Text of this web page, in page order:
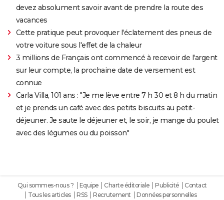
devez absolument savoir avant de prendre la route des
vacances
Cette pratique peut provoquer l'éclatement des pneus de
votre voiture sous l'effet de la chaleur
3 millions de Français ont commencé à recevoir de l'argent
sur leur compte, la prochaine date de versement est
connue
Carla Villa, 101 ans : "Je me lève entre 7 h 30 et 8 h du matin
et je prends un café avec des petits biscuits au petit-
déjeuner. Je saute le déjeuner et, le soir, je mange du poulet
avec des légumes ou du poisson"
Qui sommes-nous ? Equipe Charte éditoriale Publicité
Contact
Tous les articles
RSS Recrutement Données personnelles